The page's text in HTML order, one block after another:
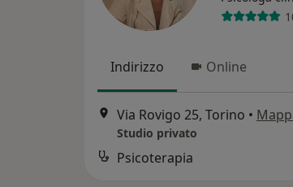
Indirizzo Online
Via Rovigo 25, Torino •
Studio privato
Psicoterapia